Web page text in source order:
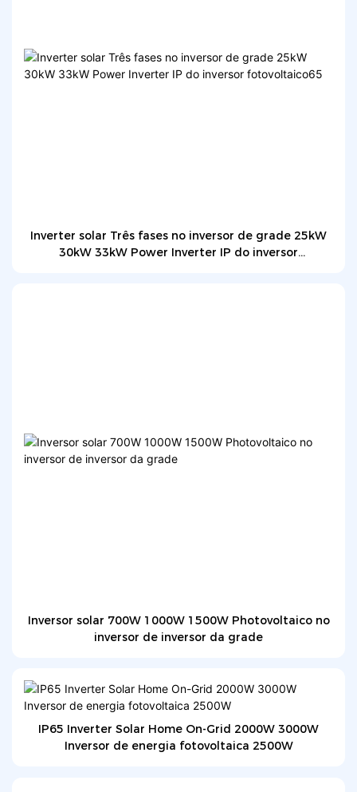
Inverter solar Três fases no inversor de grade 25kW
30kW 33kW Power Inverter IP do inversor
Inversor solar 700W 1000W 1500W Photovoltaico no
inversor de inversor da grade
IP65 Inverter Solar Home On-Grid 2000W 3000W
Inversor de energia fotovoltaica 2500W